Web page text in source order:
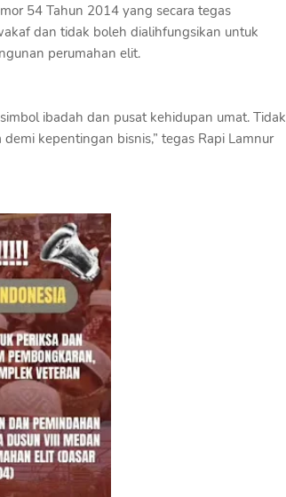
54 Tahun 2014 yang secara tegas
dan tidak boleh dialihfungsikan untuk
perumahan elit.
ibadah dan pusat kehidupan umat. Tidak
kepentingan bisnis,” tegas Rapi Lamnur